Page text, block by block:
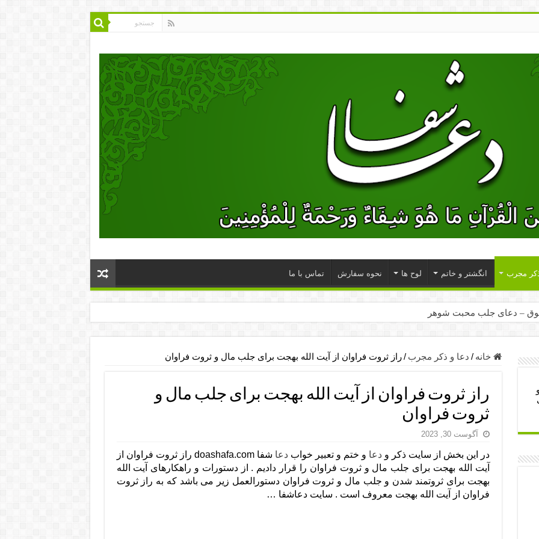
مجرب انگشتر و خاتم لوح ها نحوه سفارش تماس با ما
– دعای جلب محبت شوهر
– دعای یا من اظهر الجمیل برای حاجت
آن ها – ذکر مخصوص مستجاب الدعوه شدن
– دعای ترس و بی خوابی کودکان
دعای رفع مشکلات و طلب حاجت
– آیه‌ جلب ثروت و برکت مال
چشم زخم – دعای چشم زخم ماشاالله
برای آرامش قلب و رفع اضطراب
روز – دعای ثروت حضرت سلیمان
خانه / دعا و ذکر مجرب / راز ثروت فراوان از آیت الله بهجت برای جلب مال و ثروت فراوان
راز ثروت فراوان از آیت الله بهجت برای جلب مال و
ثروت فراوان
آگوست 30, 2023
در این بخش از سایت ذکر ودعا و ختم و تعبیر خوابدعا
شفا doashafa.com راز ثروت فراوان از
آیت الله بهجت برای جلب مال و ثروت فراوان را قرار دادیم . از دستورات و راهکارهای آیت الله
بهجت برای ثروتمند شدن و جلب مال و ثروت فراوان دستورالعمل زیر می باشد که به راز ثروت
فراوان از آیت الله بهجت معروف است . سایت دعاشفا …